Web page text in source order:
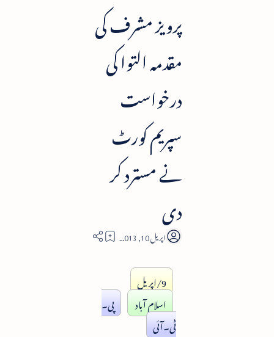
پرویز مشرف کی
مقدمہ التوا کی
درخواست
سپریم کورٹ
نے مسترد کر
دی
1
9/اپریل
اسلام آباد
پی۔
ٹی۔آئی